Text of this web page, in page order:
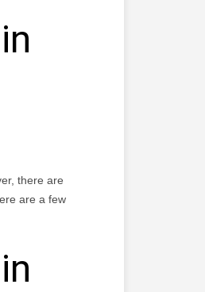
there are
are a few